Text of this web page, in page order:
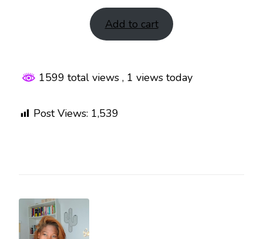
Add to cart
1599 total views , 1 views today
Post Views: 1,539